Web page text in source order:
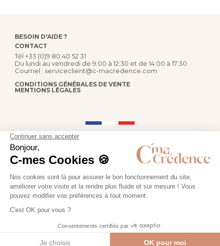
BESOIN D'AIDE ?
CONTACT
Tél +33 (0)9 80 40 52 31
Du lundi au vendredi de 9:00 à 12:30 et de 14:00 à 17:30
Courriel : serviceclient@c-macredence.com
CONDITIONS GÉNÉRALES DE VENTE
MENTIONS LÉGALES
FABRICATION FRANÇAISE
PAIEMENT SÉCURISÉ
Retrouvez-nous sur :